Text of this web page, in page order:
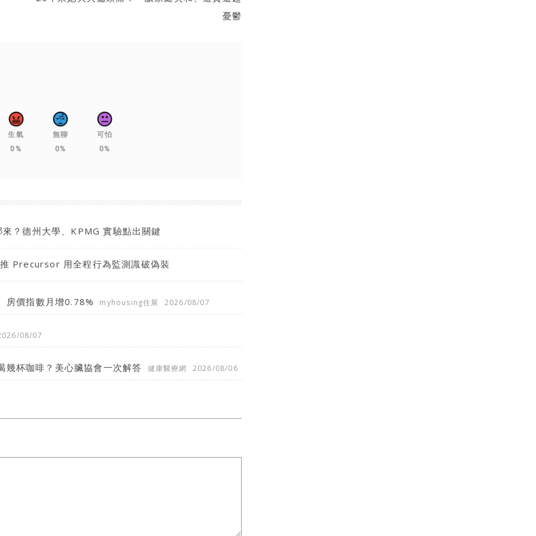
憂鬱
生氣
0%
無聊
0%
可怕
0%
？德州大學、KPMG 實驗點出關鍵
Precursor 用全程行為監測識破偽裝
房價指數月增0.78% myhousing住展 2026/08/07
08/07
幾杯咖啡？美心臟協會一次解答 健康醫療網 2026/08/06